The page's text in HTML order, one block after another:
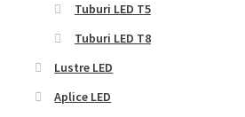
Tuburi LED T5
Tuburi LED T8
Lustre LED
Aplice LED